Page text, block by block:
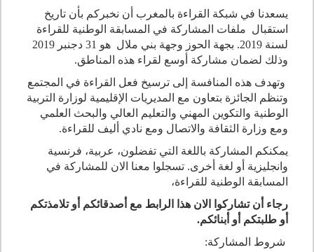
يسعدنا في شبكة القراءة بالمغرب أن نخبركم بأن تاريخ
استقبال ملفات المشاركة في المسابقة الوطنية للقراءة
لسنة 2019. بجهة الحوز وجهة بني ملال هو 31 دجنبر 2019
وذلك لضمان مشاركة أوسع لقراء هذه المناطق.
وتهدف هذه المنافسة إلى ترسيخ فعل القراءة في المجتمع
وتنظم الجائزة بتعاون مع المديريات الإقليمية لوزارة التربية
الوطنية والتكوين المهني والتعليم العالي والبحث العلمي
ومع وزارة الثقافة والاتصال ومع نادي أليف للقراءة.
يمكنكم المشاركة باللغة التي تفضلون، عربية، فرنسية
وانجليزية أو لغة أخرى. تسجلوا معنا الان للمشاركة في
المسابقة الوطنية للقراءة،
رجاء أن تشاركوا الان هذا الرابط مع أصدقائكم أو تلامذتكم
أو طلبتكم أو أبنائكم.
شروط المشاركة: